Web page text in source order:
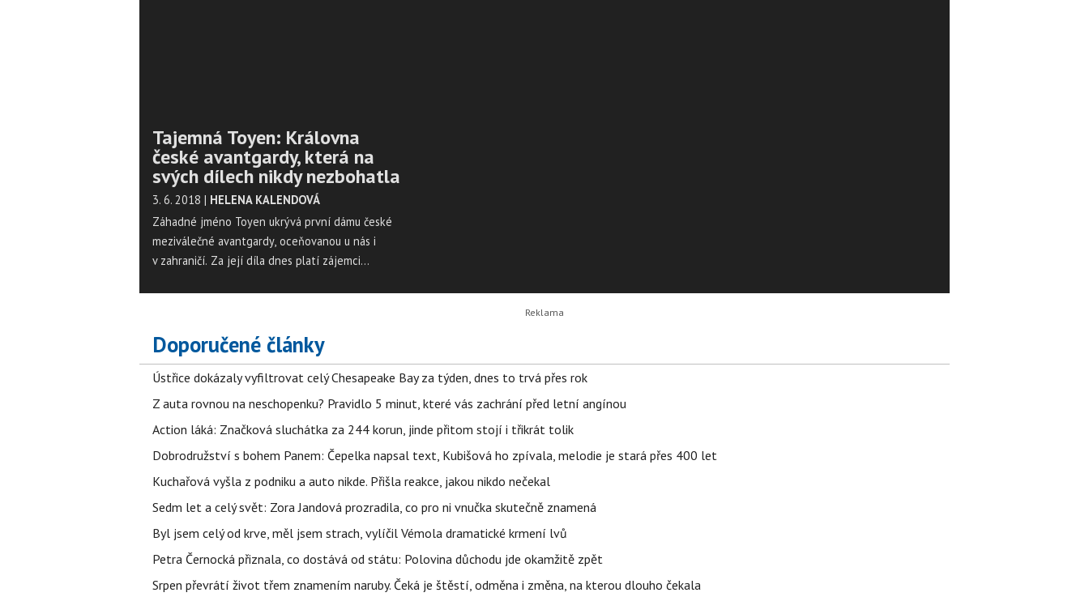
Tajemná Toyen: Královna
české avantgardy, která na
svých dílech nikdy nezbohatla
3. 6. 2018 | HELENA KALENDOVÁ
Záhadné jméno Toyen ukrývá první dámu české
meziválečné avantgardy, oceňovanou u nás i
v zahraničí. Za její díla dnes platí zájemci
Doporučené články
Ústřice dokázaly vyfiltrovat celý Chesapeake Bay za týden, dnes to trvá přes rok
Z auta rovnou na neschopenku? Pravidlo 5 minut, které vás zachrání před letní angínou
Action láká: Značková sluchátka za 244 korun, jinde přitom stojí i třikrát tolik
Dobrodružství s bohem Panem: Čepelka napsal text, Kubišová ho zpívala, melodie je stará přes 400 let
Kuchařová vyšla z podniku a auto nikde. Přišla reakce, jakou nikdo nečekal
Sedm let a celý svět: Zora Jandová prozradila, co pro ni vnučka skutečně znamená
Byl jsem celý od krve, měl jsem strach, vylíčil Vémola dramatické krmení lvů
Petra Černocká přiznala, co dostává od státu: Polovina důchodu jde okamžitě zpět
Srpen převrátí život třem znamením naruby. Čeká je štěstí, odměna i změna, na kterou dlouho čekala